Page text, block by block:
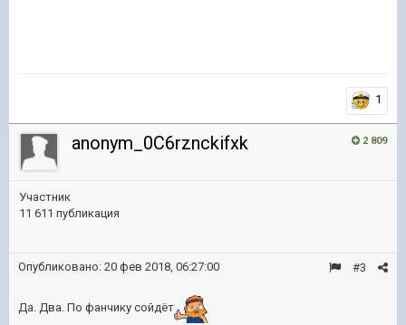
1
2 809
anonym_0C6rznckifxk
Участник
11 611 публикация
#3
Опубликовано: 20 фев 2018, 06:27:00
Да. Два. По фанчику сойдёт